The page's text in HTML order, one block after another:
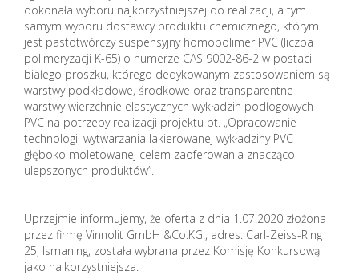
dokonała wyboru najkorzystniejszej do realizacji, a tym
samym wyboru dostawcy produktu chemicznego, którym
jest pastotwórczy suspensyjny homopolimer PVC (liczba
polimeryzacji K-65) o numerze CAS 9002-86-2 w postaci
białego proszku, którego dedykowanym zastosowaniem są
warstwy podkładowe, środkowe oraz transparentne
warstwy wierzchnie elastycznych wykładzin podłogowych
PVC na potrzeby realizacji projektu pt. „Opracowanie
technologii wytwarzania lakierowanej wykładziny PVC
głęboko moletowanej celem zaoferowania znacząco
ulepszonych produktów”.
Uprzejmie informujemy, że oferta z dnia 1.07.2020 złożona
przez firmę Vinnolit GmbH &Co.KG., adres: Carl-Zeiss-Ring
25, Ismaning, została wybrana przez Komisję Konkursową
jako najkorzystniejsza.